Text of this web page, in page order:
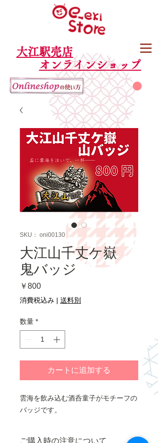
大江駅売店
オンラインショップ
カート
SKU： oni00130
大江山千丈ケ嶽
鬼バッジ
￥800価
格
消費税込み | 送料別
数量 *
カートに追加する
雲海を飲み込む酒呑童子がモチーフの
バッジです。
ご購入時の注意について